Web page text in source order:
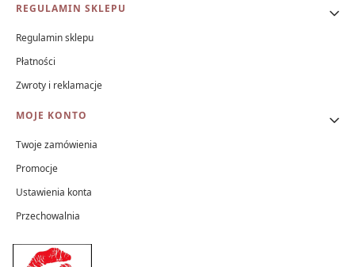
REGULAMIN SKLEPU
Regulamin sklepu
Płatności
Zwroty i reklamacje
MOJE KONTO
Twoje zamówienia
Promocje
Ustawienia konta
Przechowalnia